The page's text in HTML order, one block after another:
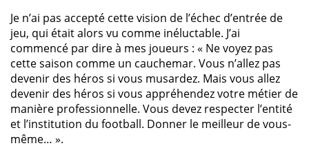
Je n’ai pas accepté cette vision de l’échec d’entrée de
jeu, qui était alors vu comme inéluctable. J’ai
commencé par dire à mes joueurs : « Ne voyez pas
cette saison comme un cauchemar. Vous n’allez pas
devenir des héros si vous musardez. Mais vous allez
devenir des héros si vous appréhendez votre métier de
manière professionnelle. Vous devez respecter l’entité
et l’institution du football. Donner le meilleur de vous-
même… ».